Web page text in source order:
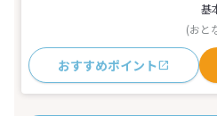
基
(おと
おすすめポイント